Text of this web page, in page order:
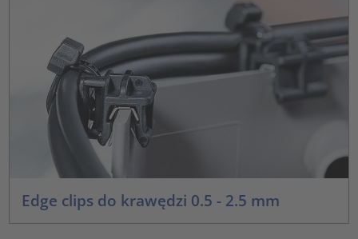
Edge clips do krawędzi 0.5 - 2.5 mm